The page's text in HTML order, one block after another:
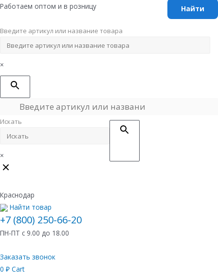
Перейти
содержимому
Работаем оптом и в розницу
Введите артикул или название товара
×
Искать
×
Краснодар
Найти товар
+7 (800) 250-66-20
ПН-ПТ с 9.00 до 18.00
Заказать звонок
0 ₽ Cart